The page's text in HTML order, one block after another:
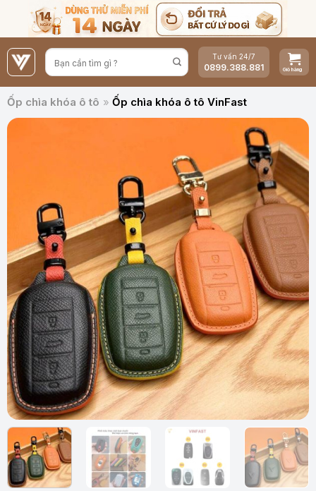
nội
dung
Tư vấn 24/7
0899.388.881
Ốp chìa khóa ô tô » Ốp chìa khóa ô tô VinFast